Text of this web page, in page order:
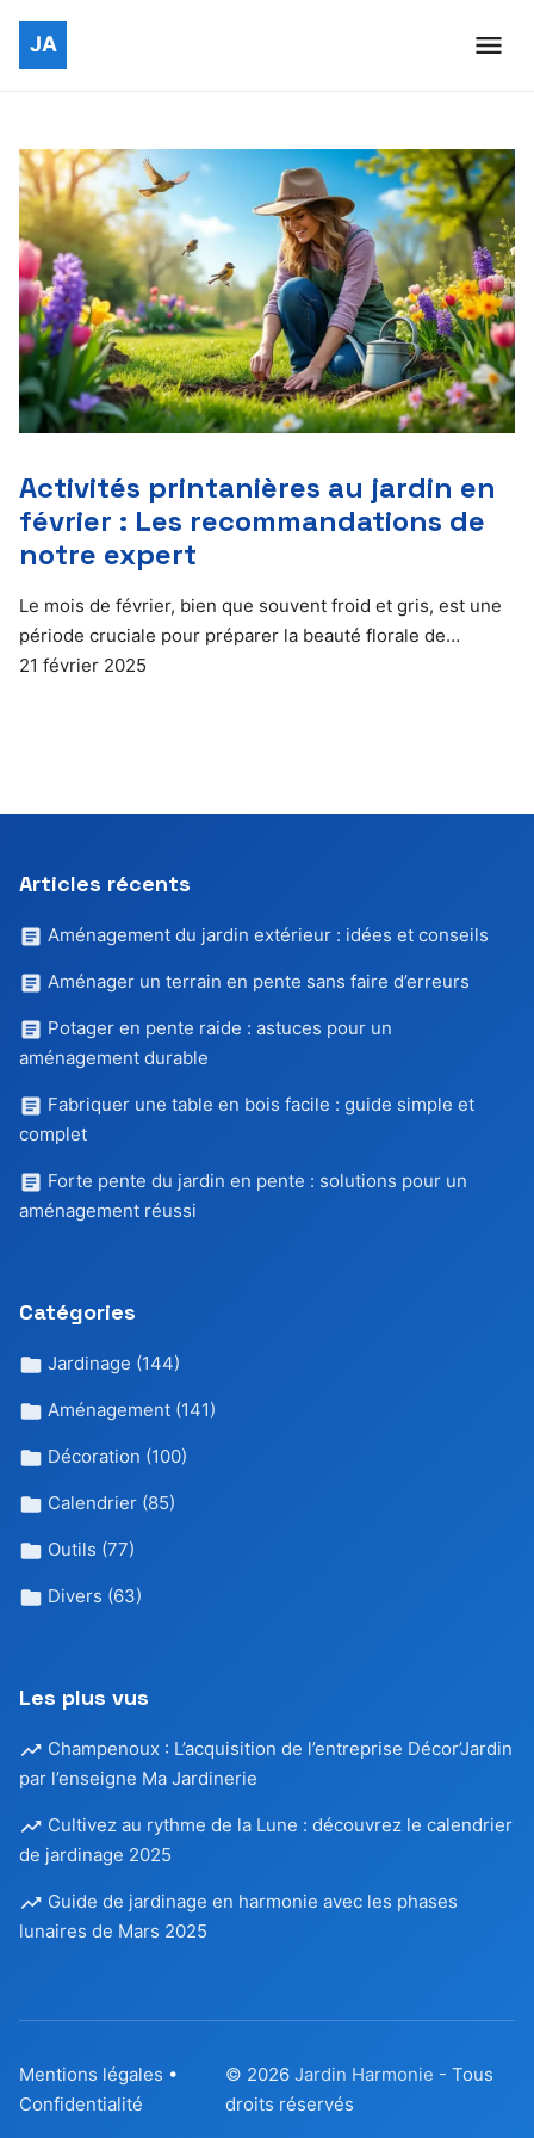
Activités printanières au jardin en
février : Les recommandations de
notre expert
Le mois de février, bien que souvent froid et gris, est une
période cruciale pour préparer la beauté florale de…
21 février 2025
Articles récents
Aménagement du jardin extérieur : idées et conseils
Aménager un terrain en pente sans faire d’erreurs
Potager en pente raide : astuces pour un
aménagement durable
Fabriquer une table en bois facile : guide simple et
complet
Forte pente du jardin en pente : solutions pour un
aménagement réussi
Catégories
Jardinage (144)
Aménagement (141)
Décoration (100)
Calendrier (85)
Outils (77)
Divers (63)
Les plus vus
Champenoux : L’acquisition de l’entreprise Décor’Jardin
par l’enseigne Ma Jardinerie
Cultivez au rythme de la Lune : découvrez le calendrier
de jardinage 2025
Guide de jardinage en harmonie avec les phases
lunaires de Mars 2025
Mentions légales •
Confidentialité
© 2026Jardin Harmonie - Tous
droits réservés